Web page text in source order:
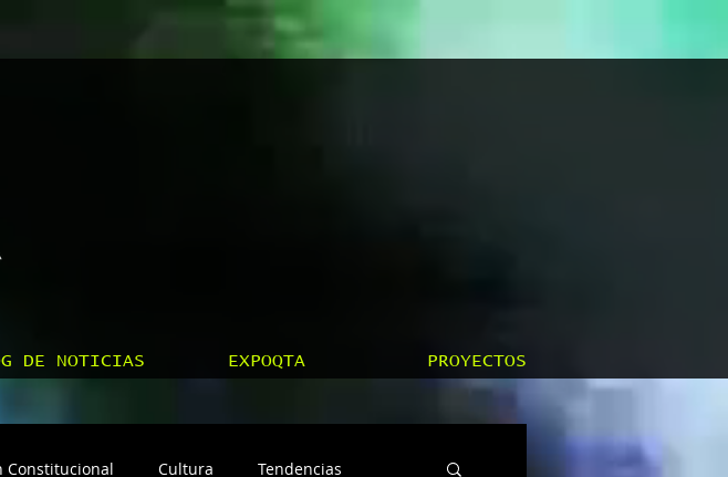
DE NOTICIAS EXPOQTA PROYECTOS
Constitucional Cultura Tendencias